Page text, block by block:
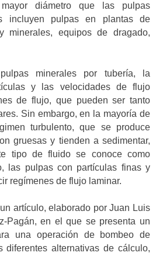
diámetro que las pulpas
incluyen pulpas en plantas de
minerales, equipos de dragado,
minerales por tubería, la
y las velocidades de flujo
de flujo, que pueden ser tanto
Sin embargo, en la mayoría de
turbulento, que se produce
gruesas y tienden a sedimentar,
tipo de fluido se conoce como
las pulpas con partículas finas y
regímenes de flujo laminar.
artículo, elaborado por Juan Luis
Pagán, en el que se presenta un
una operación de bombeo de
diferentes alternativas de cálculo,